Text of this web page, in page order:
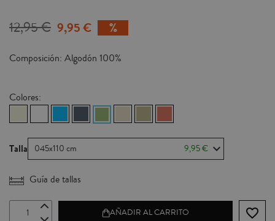
12,95 € 9,95 €
Composición: Algodón 100%
Colores:
Talla 045x110 cm 9,95 €
Guía de tallas
AÑADIR AL CARRITO favorite_border